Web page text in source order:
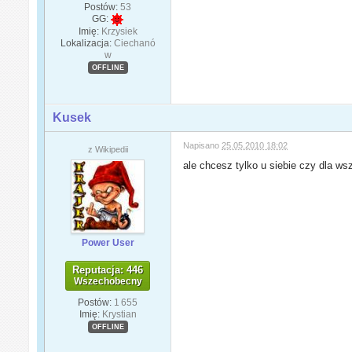
Postów: 53
GG:
Imię: Krzysiek
Lokalizacja: Ciechanó
w
OFFLINE
Kusek
z Wikipedii
Power User
Reputacja: 446
Wszechobecny
Postów: 1 655
Imię: Krystian
OFFLINE
Napisano 25.05.2010 18:02
ale chcesz tylko u siebie czy dla